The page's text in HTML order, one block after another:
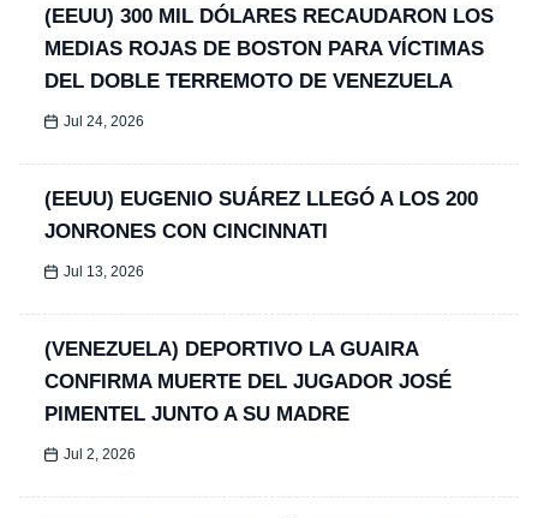
(EEUU) 300 MIL DÓLARES RECAUDARON LOS
MEDIAS ROJAS DE BOSTON PARA VÍCTIMAS
DEL DOBLE TERREMOTO DE VENEZUELA
Jul 24, 2026
(EEUU) EUGENIO SUÁREZ LLEGÓ A LOS 200
JONRONES CON CINCINNATI
Jul 13, 2026
(VENEZUELA) DEPORTIVO LA GUAIRA
CONFIRMA MUERTE DEL JUGADOR JOSÉ
PIMENTEL JUNTO A SU MADRE
Jul 2, 2026